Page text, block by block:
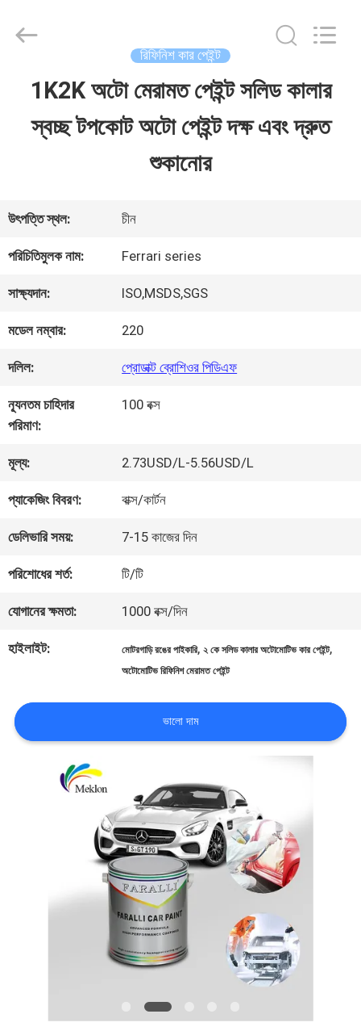
ভিডিও
আমাদের
সম্পর্কে
কারখানা
ভ্রমণ
মান
নিয়ন্ত্রণ
আমাদের
যোগাযোগ
খবর
গোপনীয়তা
Chemical
Reserved.
রিফিনিশ কার পেইন্ট
1K2K অটো মেরামত পেইন্ট সলিড কালার
স্বচ্ছ টপকোট অটো পেইন্ট দক্ষ এবং দ্রুত
শুকানোর
উৎপত্তি স্থল: চীন
পরিচিতিমুলক নাম: Ferrari series
সাক্ষ্যদান: ISO,MSDS,SGS
মডেল নম্বার: 220
দলিল: প্রোডাক্ট ব্রোশিওর পিডিএফ
ন্যূনতম চাহিদার
পরিমাণ:
100 বক্স
মূল্য: 2.73USD/L-5.56USD/L
প্যাকেজিং বিবরণ: বাক্স/কার্টন
ডেলিভারি সময়: 7-15 কাজের দিন
পরিশোধের শর্ত: টি/টি
যোগানের ক্ষমতা: 1000 বক্স/দিন
হাইলাইট: মোটরগাড়ি রঙের পাইকারি,২ কে সলিড কালার অটোমোটিভ কার পেইন্ট,
অটোমোটিভ রিফিনিশ মেরামত পেইন্ট
ভালো দাম